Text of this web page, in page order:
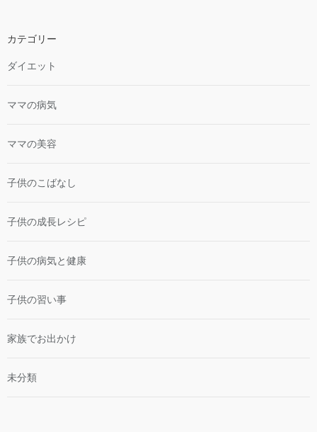
カテゴリー
ダイエット
ママの病気
ママの美容
子供のこばなし
子供の成長レシピ
子供の病気と健康
子供の習い事
家族でお出かけ
未分類